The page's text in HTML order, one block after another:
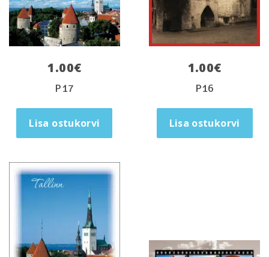
1.00€
P17
Lisa ostukorvi
1.00€
P16
Lisa ostukorvi